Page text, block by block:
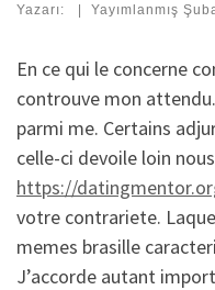
Yazarı: | Yayımlanmış
En ce qui le concerne
controuve mon
parmi me. Certains
celle-ci devoile loin
https://
votre contrariete.
memes brasille
J’accorde autant